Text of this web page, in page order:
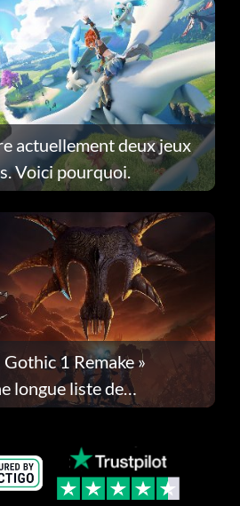
actuellement deux jeux
Voici pourquoi.
1 Remake »
longue liste de
la mise à jour 1.0.4